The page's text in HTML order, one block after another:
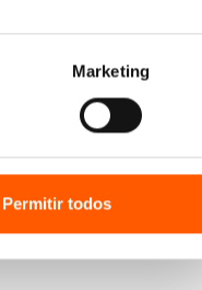
Marketing
Permitir todos